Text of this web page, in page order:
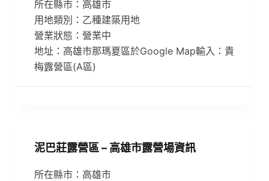
所在縣市：高雄市
用地類別：乙種建築用地
營業狀態：營業中
地址：高雄市那瑪夏區於Google Map輸入：貴
梅露營區(A區)
泥巴莊露營區 – 高雄市露營場資訊
所在縣市：高雄市